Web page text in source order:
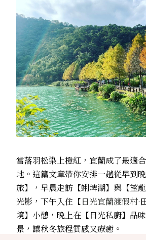
當落羽松染上橙紅，宜蘭成了最適
地。這篇文章帶你安排一趟從早到
旅】，早晨走訪【蜊埤湖】與【望
光影，下午入住【日光宜蘭渡假村·
境】小憩，晚上在【日光私廚】品
景，讓秋冬旅程質感又療癒。